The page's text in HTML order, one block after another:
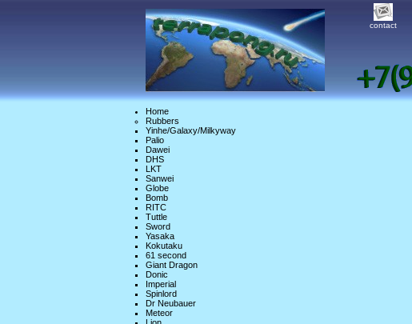
contact
Home
Rubbers
Yinhe/Galaxy/Milkyway
Palio
Dawei
DHS
LKT
Sanwei
Globe
Bomb
RITC
Tuttle
Sword
Yasaka
Kokutaku
61 second
Giant Dragon
Donic
Imperial
Spinlord
Dr Neubauer
Meteor